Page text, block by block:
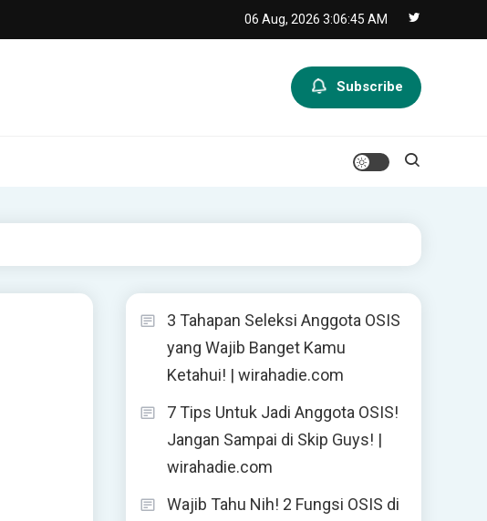
06 Aug, 2026 3:06:46 AM
Subscribe
3 Tahapan Seleksi Anggota OSIS
yang Wajib Banget Kamu
Ketahui! | wirahadie.com
7 Tips Untuk Jadi Anggota OSIS!
Jangan Sampai di Skip Guys! |
wirahadie.com
Wajib Tahu Nih! 2 Fungsi OSIS di